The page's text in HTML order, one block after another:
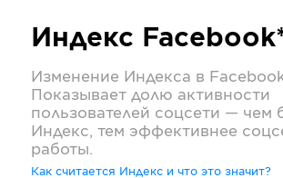
Индекс
Изменение Индекса в
Показывает долю активности
пользователей соцсети — чем
Индекс, тем эффективнее
работы.
Как считается Индекс и что это значит?